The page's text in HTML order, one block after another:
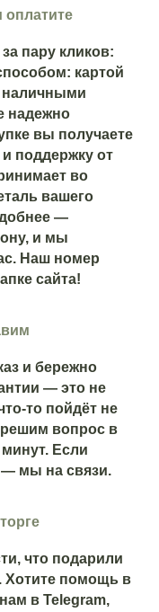
оплатите
пару кликов:
картой
надежно
вы получаете
поддержку от
во
вашего
—
и мы
Наш номер
сайта!
и бережно
— это не
то пойдёт не
вопрос в
Если
— мы на связи.
что подарили
помощь в
в Telegram,